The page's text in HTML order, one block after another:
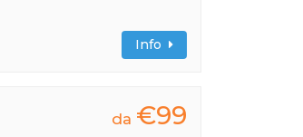
Info
da €99